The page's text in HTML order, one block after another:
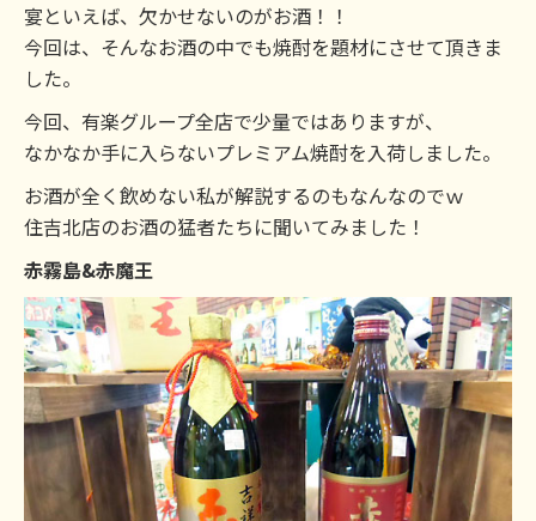
宴といえば、欠かせないのがお酒！！
今回は、そんなお酒の中でも焼酎を題材にさせて頂きま
した。
今回、有楽グループ全店で少量ではありますが、
なかなか手に入らないプレミアム焼酎を入荷しました。
お酒が全く飲めない私が解説するのもなんなのでｗ
住吉北店のお酒の猛者たちに聞いてみました！
赤霧島&赤魔王